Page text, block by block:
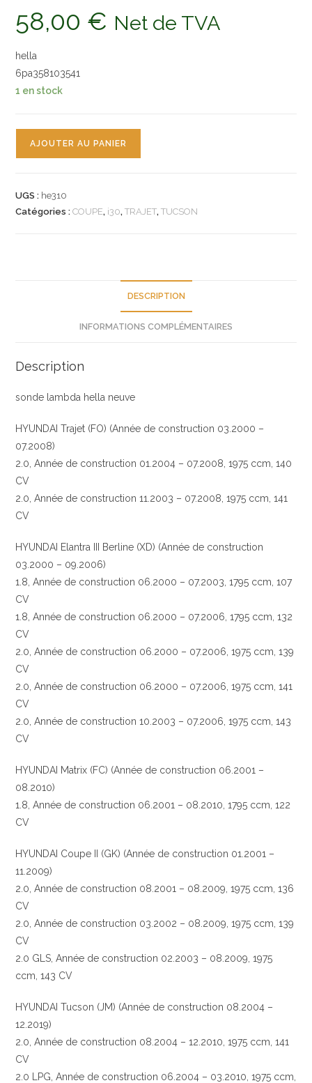
58,00 € Net de TVA
hella
6pa358103541
1 en stock
lambda
AJOUTER AU PANIER
UGS : he310
Catégories :COUPE, i30,TRAJET,TUCSON
DESCRIPTION
INFORMATIONS COMPLÉMENTAIRES
Description
sonde lambda hella neuve
HYUNDAI Trajet (FO) (Année de construction 03.2000 –
07.2008)
2.0, Année de construction 01.2004 – 07.2008, 1975 ccm, 140
CV
2.0, Année de construction 11.2003 – 07.2008, 1975 ccm, 141
CV
HYUNDAI Elantra III Berline (XD) (Année de construction
03.2000 – 09.2006)
1.8, Année de construction 06.2000 – 07.2003, 1795 ccm, 107
CV
1.8, Année de construction 06.2000 – 07.2006, 1795 ccm, 132
CV
2.0, Année de construction 06.2000 – 07.2006, 1975 ccm, 139
CV
2.0, Année de construction 06.2000 – 07.2006, 1975 ccm, 141
CV
2.0, Année de construction 10.2003 – 07.2006, 1975 ccm, 143
CV
HYUNDAI Matrix (FC) (Année de construction 06.2001 –
08.2010)
1.8, Année de construction 06.2001 – 08.2010, 1795 ccm, 122
CV
HYUNDAI Coupe II (GK) (Année de construction 01.2001 –
11.2009)
2.0, Année de construction 08.2001 – 08.2009, 1975 ccm, 136
CV
2.0, Année de construction 03.2002 – 08.2009, 1975 ccm, 139
CV
2.0 GLS, Année de construction 02.2003 – 08.2009, 1975
ccm, 143 CV
HYUNDAI Tucson (JM) (Année de construction 08.2004 –
12.2019)
2.0, Année de construction 08.2004 – 12.2010, 1975 ccm, 141
CV
2.0 LPG, Année de construction 06.2004 – 03.2010, 1975 ccm,